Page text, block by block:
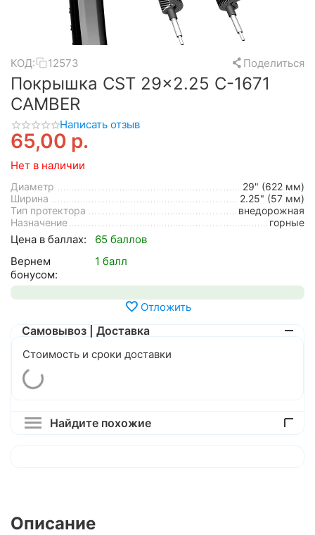
КОД: 12573 Поделиться
Покрышка CST 29x2.25 C-1671
CAMBER
Написать отзыв
65,00 р.
Нет в наличии
Диаметр
29" (622 мм)
Ширина
2.25" (57 мм)
Тип протектора
внедорожная
Назначение
горные
Цена в баллах:
65 баллов
Вернем
бонусом:
1 балл
Отложить
Самовывоз | Доставка
Стоимость и сроки доставки
Найдите похожие
Описание